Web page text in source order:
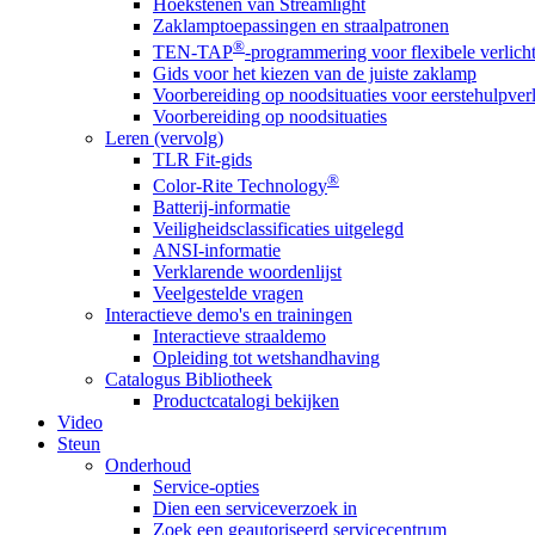
Zaklamptoepassingen en straalpatronen
TEN-TAP®-programmering voor flexibele
Gids voor het kiezen van de juiste zaklamp
Voorbereiding op noodsituaties voor
Voorbereiding op noodsituaties
Leren (vervolg)
TLR Fit-gids
Color-Rite Technology®
Batterij-informatie
Veiligheidsclassificaties uitgelegd
ANSI-informatie
Verklarende woordenlijst
Veelgestelde vragen
Interactieve demo's en trainingen
Interactieve straaldemo
Opleiding tot wetshandhaving
Catalogus Bibliotheek
Productcatalogi bekijken
Video
Steun
Onderhoud
Service-opties
Dien een serviceverzoek in
Zoek een geautoriseerd servicecentrum